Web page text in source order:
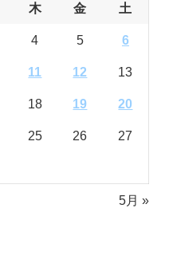
木 金 土
4 5 6
11 12 13
18 19 20
25 26 27
5月 »